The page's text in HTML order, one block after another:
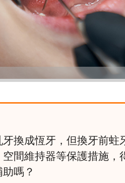
換成恆牙，但換牙前蛀
間維持器等保護措施，
嗎？